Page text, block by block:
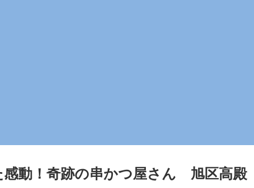
動！奇跡の串かつ屋さん 旭区高殿